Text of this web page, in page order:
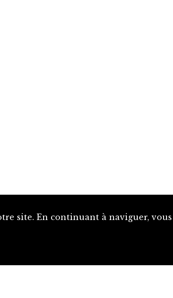
site. En continuant à naviguer,